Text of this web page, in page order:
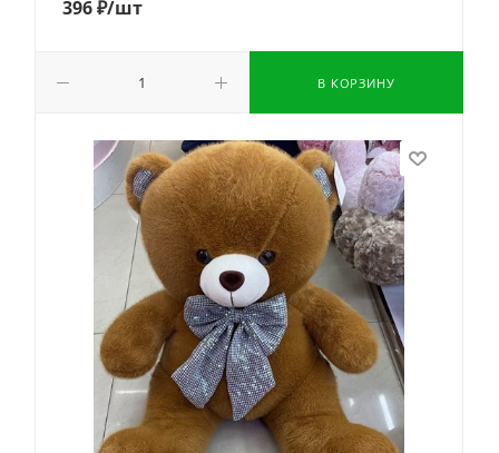
396₽/шт
В КОРЗИНУ